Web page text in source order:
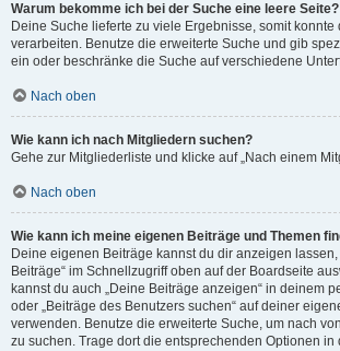
Warum bekomme ich bei der Suche eine leere Seite?
Deine Suche lieferte zu viele Ergebnisse, somit
verarbeiten. Benutze die erweiterte Suche und gib
ein oder beschränke die Suche auf verschiedene
Nach oben
Wie kann ich nach Mitgliedern suchen?
Gehe zur Mitgliederliste und klicke auf „Nach einem
Nach oben
Wie kann ich meine eigenen Beiträge und Themen
Deine eigenen Beiträge kannst du dir anzeigen lassen,
Beiträge“ im Schnellzugriff oben auf der Boardseite
kannst du auch „Deine Beiträge anzeigen“ in deinem
oder „Beiträge des Benutzers suchen“ auf deiner
verwenden. Benutze die erweiterte Suche, um nach
zu suchen. Trage dort die entsprechenden Optionen in